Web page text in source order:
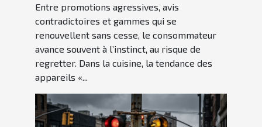
Entre promotions agressives, avis
contradictoires et gammes qui se
renouvellent sans cesse, le consommateur
avance souvent à l’instinct, au risque de
regretter. Dans la cuisine, la tendance des
appareils «...